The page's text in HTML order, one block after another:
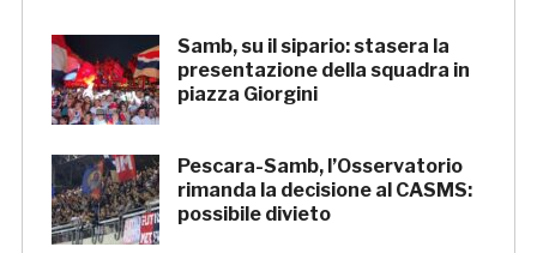
Samb, su il sipario: stasera la
presentazione della squadra in
piazza Giorgini
Pescara-Samb, l’Osservatorio
rimanda la decisione al CASMS:
possibile divieto